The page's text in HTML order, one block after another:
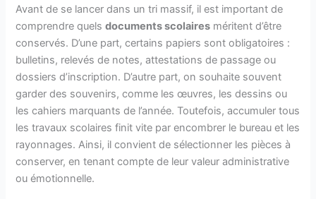
Avant de se lancer dans un tri massif, il est important de
comprendre quelsdocuments scolaires méritent d’être
conservés. D’une part, certains papiers sont obligatoires :
bulletins, relevés de notes, attestations de passage ou
dossiers d’inscription. D’autre part, on souhaite souvent
garder des souvenirs, comme les œuvres, les dessins ou
les cahiers marquants de l’année. Toutefois, accumuler tous
les travaux scolaires finit vite par encombrer le bureau et les
rayonnages. Ainsi, il convient de sélectionner les pièces à
conserver, en tenant compte de leur valeur administrative
ou émotionnelle.